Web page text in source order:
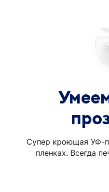
Супер кроющая УФ-
пленках. Всегда